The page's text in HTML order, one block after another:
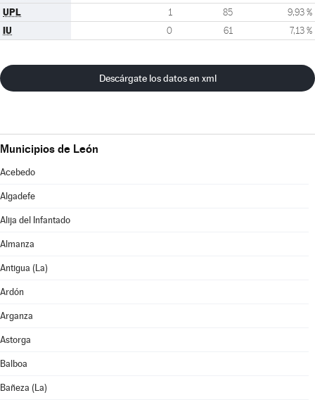
UPL 1 85 9,93 %
IU 0 61 7,13 %
Descárgate los datos en xml
Municipios de León
Acebedo
Algadefe
Alija del Infantado
Almanza
Antigua (La)
Ardón
Arganza
Astorga
Balboa
Bañeza (La)